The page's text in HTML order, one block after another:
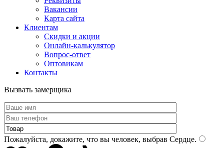
Вакансии
Карта сайта
Клиентам
Скидки и акции
Онлайн-калькулятор
Вопрос-ответ
Оптовикам
Контакты
Вызвать замерщика
Пожалуйста, докажите, что вы человек, выбрав Сердце.